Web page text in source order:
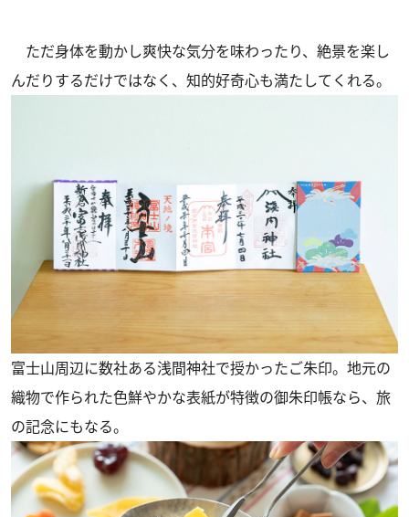
ただ身体を動かし爽快な気分を味わったり、絶景を楽し
んだりするだけではなく、知的好奇心も満たしてくれる。
富士山周辺に数社ある浅間神社で授かったご朱印。地元の
織物で作られた色鮮やかな表紙が特徴の御朱印帳なら、旅
の記念にもなる。